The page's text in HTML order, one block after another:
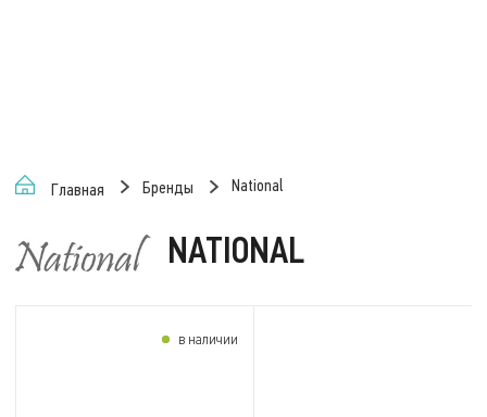
Главная Бренды National
NATIONAL
в наличии